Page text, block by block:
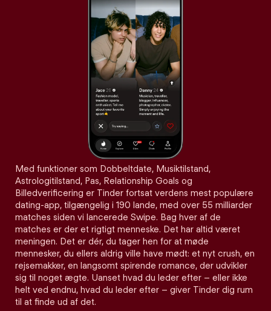
Med funktioner som Dobbeltdate, Musiktilstand,
Astrologitilstand, Pas, Relationship Goals og
Billedverificering er Tinder fortsat verdens mest populære
dating-app, tilgængelig i 190 lande, med over 55 milliarder
matches siden vi lancerede Swipe. Bag hver af de
matches er der et rigtigt menneske. Det har altid været
meningen. Det er dér, du tager hen for at møde
mennesker, du ellers aldrig ville have mødt: et nyt crush, en
rejsemakker, en langsomt spirende romance, der udvikler
sig til noget ægte. Uanset hvad du leder efter – eller ikke
helt ved endnu, hvad du leder efter – giver Tinder dig rum
til at finde ud af det.